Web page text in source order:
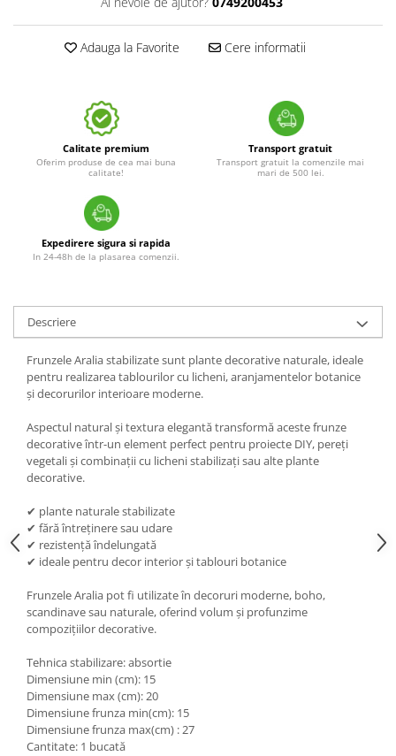
Adauga la Favorite Cere informatii
Calitate premium
Oferim produse de cea mai buna
calitate!
Transport gratuit
Transport gratuit la comenzile mai
mari de 500 lei.
Expedirere sigura si rapida
In 24-48h de la plasarea comenzii.
Descriere
Frunzele Aralia stabilizate sunt plante decorative naturale, ideale
pentru realizarea tablourilor cu licheni, aranjamentelor botanice
și decorurilor interioare moderne.
Aspectul natural și textura elegantă transformă aceste frunze
decorative într-un element perfect pentru proiecte DIY, pereți
vegetali și combinații cu licheni stabilizați sau alte plante
decorative.
✔ plante naturale stabilizate
✔ fără întreținere sau udare
✔ rezistență îndelungată
✔ ideale pentru decor interior și tablouri botanice
Frunzele Aralia pot fi utilizate în decoruri moderne, boho,
scandinave sau naturale, oferind volum și profunzime
compozițiilor decorative.
Tehnica stabilizare: absortie
Dimensiune min (cm): 15
Dimensiune max (cm): 20
Dimensiune frunza min(cm): 15
Dimensiune frunza max(cm) : 27
Cantitate: 1 bucată